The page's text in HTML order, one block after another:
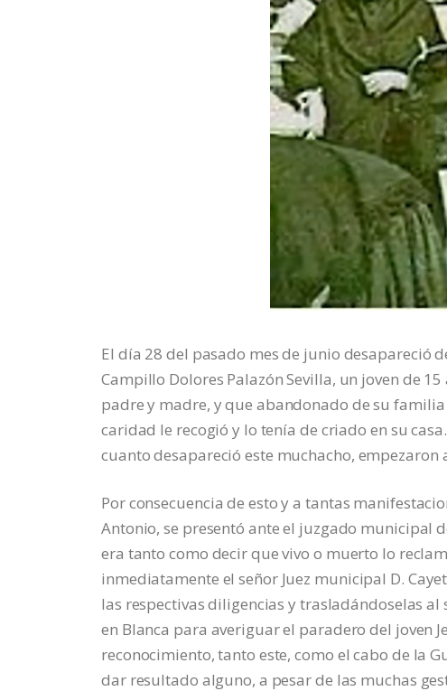
El día 28 del pasado mes de junio desapareció
Campillo Dolores Palazón Sevilla, un joven de
padre y madre, y que abandonado de su
caridad le recogió y lo tenía de criado en su
cuanto desapareció este muchacho,
Por consecuencia de esto y a tantas
Antonio, se presentó ante el juzgado municipal
era tanto como decir que vivo o muerto lo
inmediatamente el señor Juez municipal D.
las respectivas diligencias y trasladándoselas
en Blanca para averiguar el paradero del joven
reconocimiento, tanto este, como el cabo de la
dar resultado alguno, a pesar de las muchas